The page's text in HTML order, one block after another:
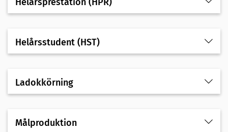
Helårsstudent (HST)
Ladokkörning
Målproduktion